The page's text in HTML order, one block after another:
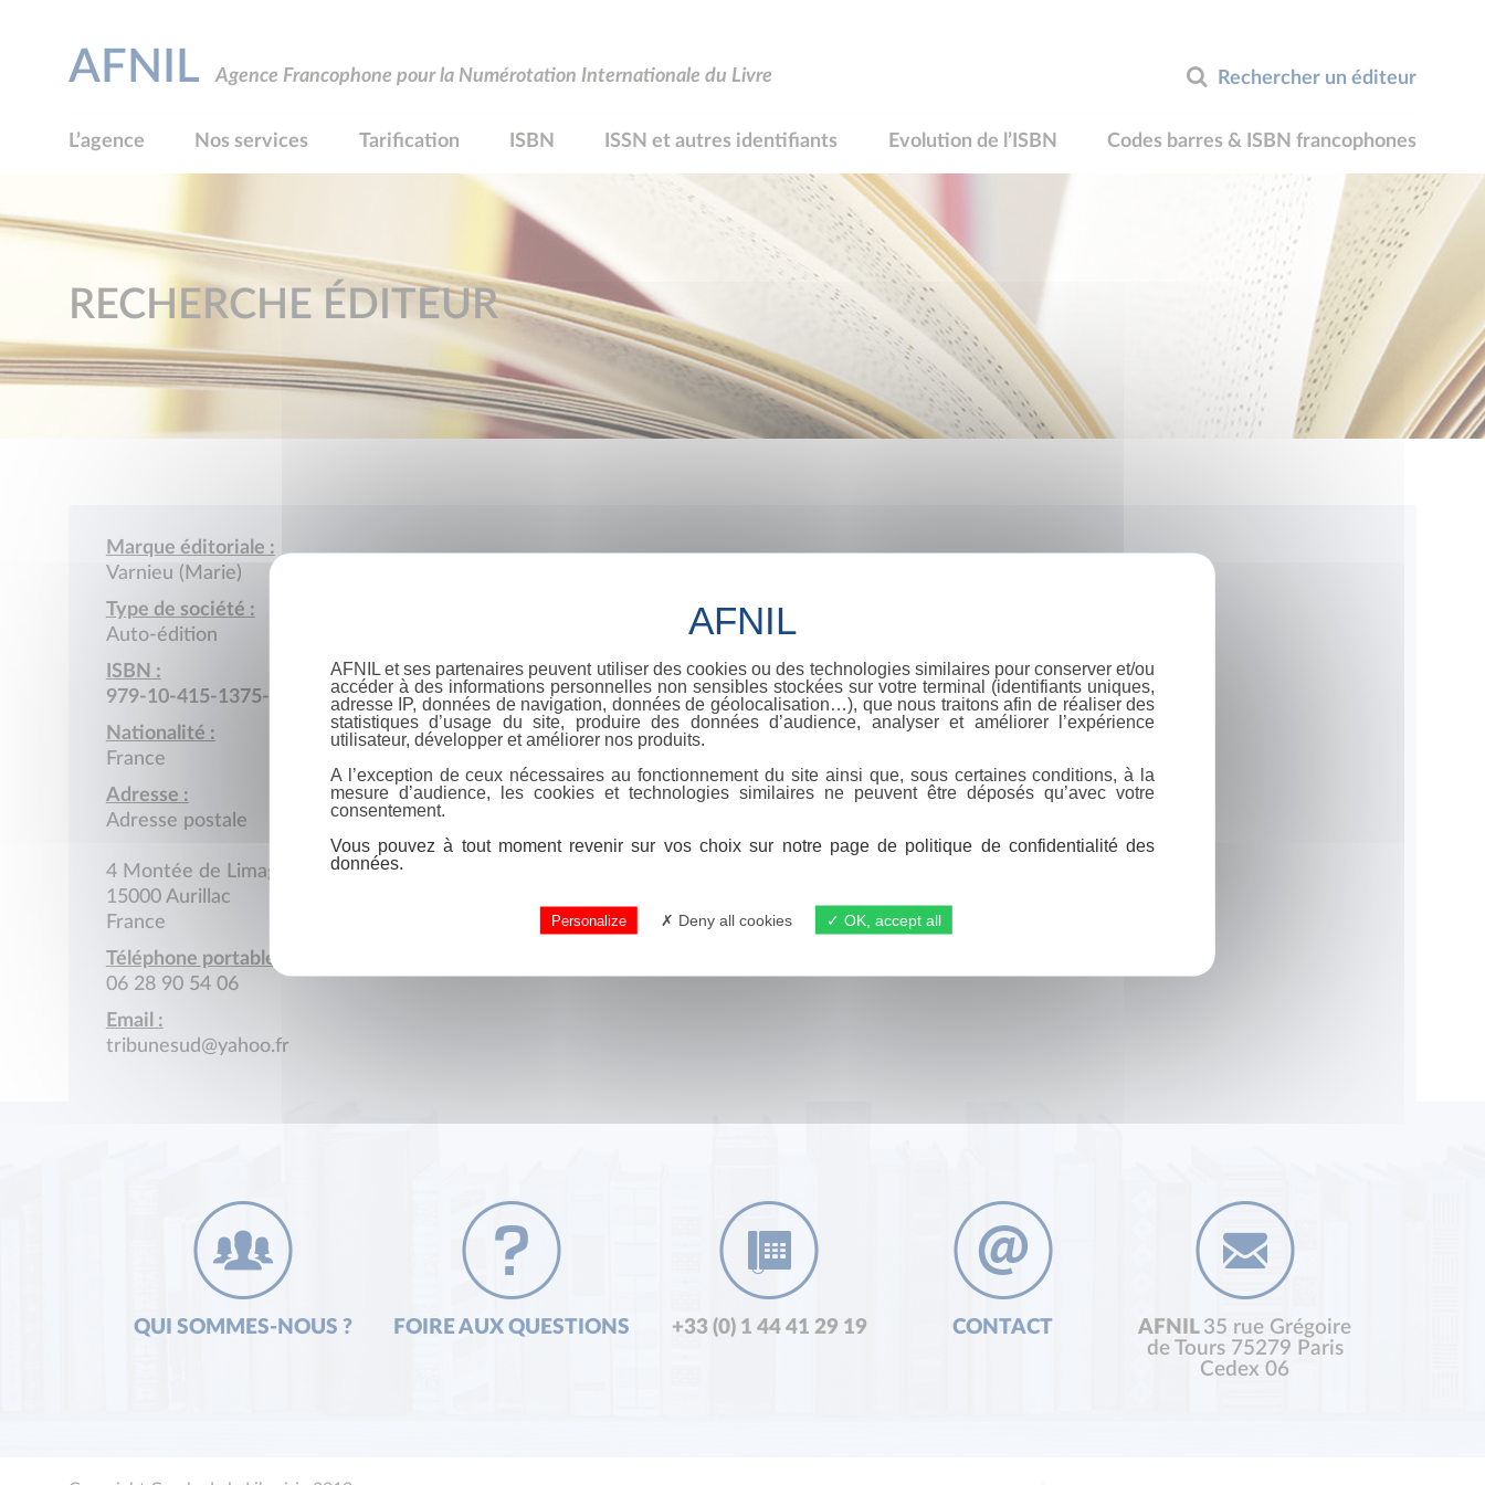
Rechercher un éditeur
AFNIL Agence Francophone pour la Numérotation Internationale du Livre
L’agence Nos services Tarification ISBN ISSN et autres identifiants Evolution de l’ISBN Codes barres & ISBN francophones
RECHERCHE ÉDITEUR
Marque éditoriale :
Varnieu (Marie)
Type de société :
Auto-édition
ISBN :
979-10-415-1375-8
Nationalité :
France
Adresse :
Adresse postale
4 Montée de Limagne
15000 Aurillac
France
Téléphone portable :
06 28 90 54 06
Email :
tribunesud@yahoo.fr
QUI SOMMES-NOUS ? FOIRE AUX QUESTIONS +33 (0) 1 44 41 29 19 CONTACT AFNIL 35 rue Grégoire
de Tours 75279 Paris
Cedex 06
AFNIL et ses partenaires peuvent utiliser des cookies ou des technologies similaires pour conserver et/ou
accéder à des informations personnelles non sensibles stockées sur votre terminal (identifiants uniques,
adresse IP, données de navigation, données de géolocalisation…), que nous traitons afin de réaliser des
statistiques d’usage du site, produire des données d’audience, analyser et améliorer l’expérience
utilisateur, développer et améliorer nos produits.
A l’exception de ceux nécessaires au fonctionnement du site ainsi que, sous certaines conditions, à la
mesure d’audience, les cookies et technologies similaires ne peuvent être déposés qu’avec votre
consentement.
Vous pouvez à tout moment revenir sur vos choix sur notre page de politique de confidentialité des
données.
Personalize Deny all cookies OK, accept all